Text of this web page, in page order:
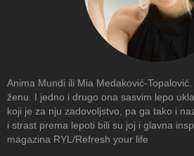
Anima Mundi ili Mia Medaković-
ženu. I jedno i drugo ona sasvim lepo
koji je za nju zadovoljstvo, pa ga tako i
i strast prema lepoti bili su joj i glavna
magazina RYL/Refresh your life